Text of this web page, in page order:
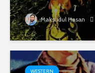
Maksudul Hasan
WESTERN